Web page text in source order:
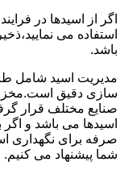
اگر از اسیدها در
استفاده می
باشد.
مدیریت اسید شامل
سازی دقیق
صنایع مختلف قرار
اسیدها می باشد و اگر
صرفه برای نگهداری
شما پیشنهاد می کنیم.